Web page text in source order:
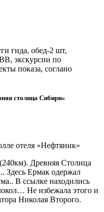
гида, обед-2 шт,
экскурсии по
показа, соглано
столица Сибири»
отеля «Нефтяник»
(240км). Древняя Столица
Здесь Ермак одержал
В ссылке находились
Не избежала этого и
Николая Второго.